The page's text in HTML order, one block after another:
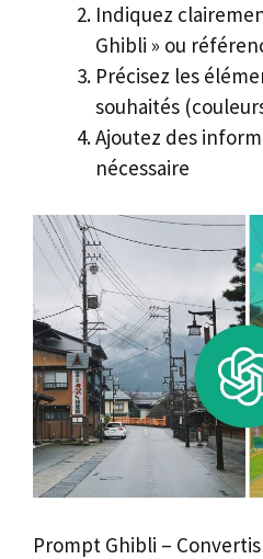
Indiquez
Ghibli » ou
Précisez les
souhaités
Ajoutez des
nécessaire
Prompt Ghibli –